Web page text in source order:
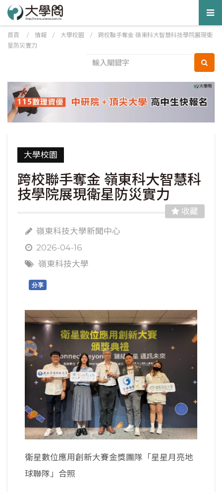
首頁 / 情報 / 大學校園 / 跨校聯手奪金 嶺東科大智慧科技學院展現衛
星防災實力
大學校園
跨校聯手奪金 嶺東科大智慧科
技學院展現衛星防災實力
收藏
嶺東科技大學新聞中心
2026-04-16
嶺東科技大學
分享
衛星數位應用創新大賽金獎團隊「星星月亮地
球聯隊」合照